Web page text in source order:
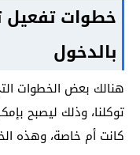
خطوات تفعيل
بالدخول
هنالك بعض الخطوات
توكلنا، وذلك ليصبح
كانت أم خاصة، وهذه